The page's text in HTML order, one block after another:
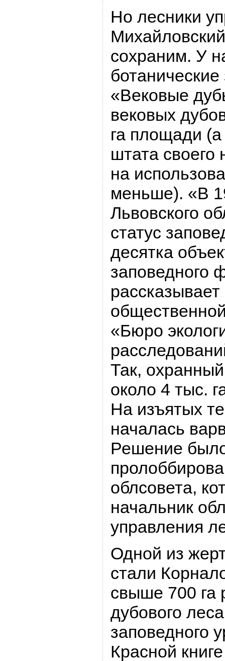
Но лесники
сохраним. У
ботанические
«Вековые
вековых
га площади (а
штата своего
на
меньше). «В
Львовского
статус
десятка
заповедного
рассказывает
«Бюро
Так,
около 4 тыс.
На изъятых
началась
Решение
облсовета,
начальник
управления
Одной из
стали
свыше 700 га
дубового
заповедного
Красной